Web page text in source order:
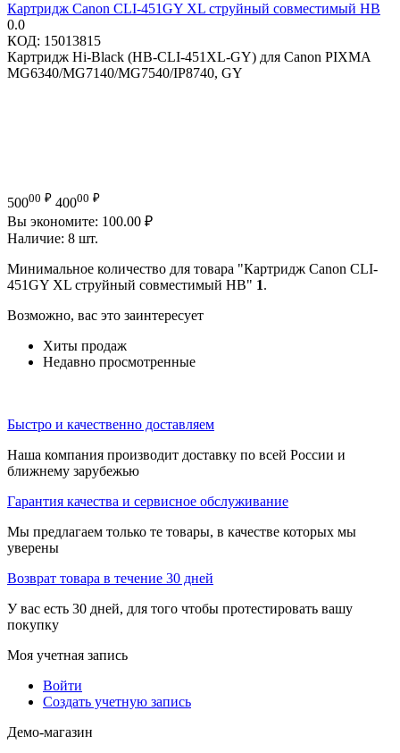
Картридж Canon CLI-451GY XL струйный совместимый HB
0.0
КОД: 15013815
Картридж Hi-Black (HB-CLI-451XL-GY) для Canon PIXMA
MG6340/MG7140/MG7540/IP8740, GY
50000 ₽ 40000 ₽
Вы экономите: 100.00 ₽
Наличие: 8 шт.
Минимальное количество для товара "Картридж Canon CLI-
451GY XL струйный совместимый HB" 1.
Возможно, вас это заинтересует
Хиты продаж
Недавно просмотренные
Быстро и качественно доставляем
Наша компания производит доставку по всей России и
ближнему зарубежью
Гарантия качества и сервисное обслуживание
Мы предлагаем только те товары, в качестве которых мы
уверены
Возврат товара в течение 30 дней
У вас есть 30 дней, для того чтобы протестировать вашу
покупку
Моя учетная запись
Войти
Создать учетную запись
Демо-магазин